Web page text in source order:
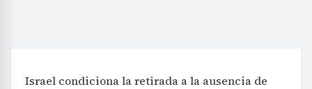
Israel condiciona la retirada a la ausencia de